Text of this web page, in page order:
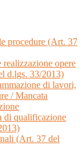
procedure (Art. 37
opere
d.lgs. 33/2013)
di lavori,
/ Mancata
di qualificazione
(Art. 37 del